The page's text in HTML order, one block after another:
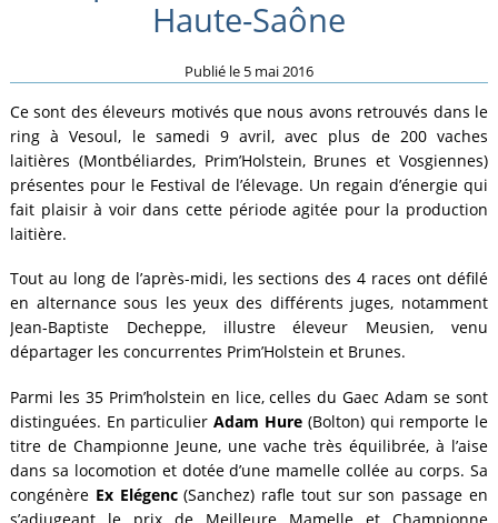
Haute-Saône
Publié le 5 mai 2016
Ce sont des éleveurs motivés que nous avons retrouvés dans le
ring à Vesoul, le samedi 9 avril, avec plus de 200 vaches
laitières (Montbéliardes, Prim’Holstein, Brunes et Vosgiennes)
présentes pour le Festival de l’élevage. Un regain d’énergie qui
fait plaisir à voir dans cette période agitée pour la production
laitière.
Tout au long de l’après-midi, les sections des 4 races ont défilé
en alternance sous les yeux des différents juges, notamment
Jean-Baptiste Decheppe, illustre éleveur Meusien, venu
départager les concurrentes Prim’Holstein et Brunes.
Parmi les 35 Prim’holstein en lice, celles du Gaec Adam se sont
distinguées. En particulierAdam Hure (Bolton) qui remporte le
titre de Championne Jeune, une vache très équilibrée, à l’aise
dans sa locomotion et dotée d’une mamelle collée au corps. Sa
congénère Ex Elégenc(Sanchez) rafle tout sur son passage en